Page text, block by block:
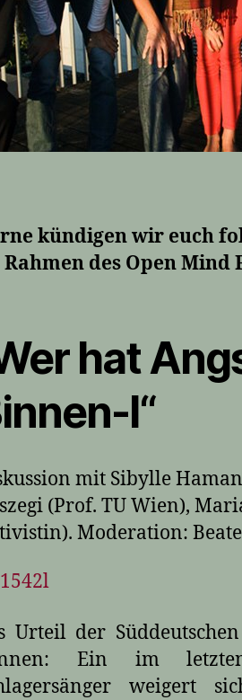
kündigen wir euch
des Open Mind
hat
I“
mit Sibylle
(Prof. TU Wien),
Moderation:
Urteil der
Ein im
weigert